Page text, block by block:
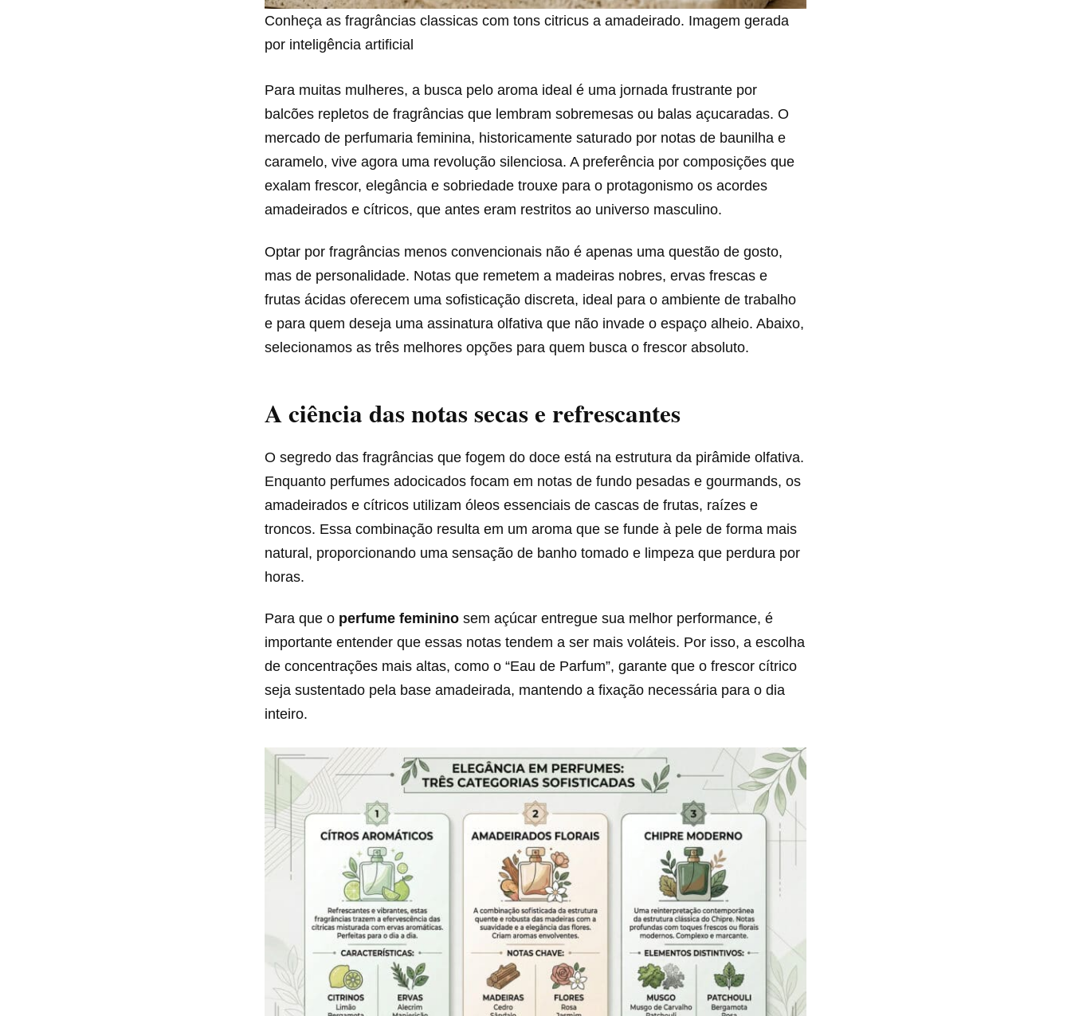
Conheça as fragrâncias classicas com tons citricus a amadeirado. Imagem gerada
por inteligência artificial
Para muitas mulheres, a busca pelo aroma ideal é uma jornada frustrante por
balcões repletos de fragrâncias que lembram sobremesas ou balas açucaradas. O
mercado de perfumaria feminina, historicamente saturado por notas de baunilha e
caramelo, vive agora uma revolução silenciosa. A preferência por composições que
exalam frescor, elegância e sobriedade trouxe para o protagonismo os acordes
amadeirados e cítricos, que antes eram restritos ao universo masculino.
Optar por fragrâncias menos convencionais não é apenas uma questão de gosto,
mas de personalidade. Notas que remetem a madeiras nobres, ervas frescas e
frutas ácidas oferecem uma sofisticação discreta, ideal para o ambiente de trabalho
e para quem deseja uma assinatura olfativa que não invade o espaço alheio. Abaixo,
selecionamos as três melhores opções para quem busca o frescor absoluto.
A ciência das notas secas e refrescantes
O segredo das fragrâncias que fogem do doce está na estrutura da pirâmide olfativa.
Enquanto perfumes adocicados focam em notas de fundo pesadas e gourmands, os
amadeirados e cítricos utilizam óleos essenciais de cascas de frutas, raízes e
troncos. Essa combinação resulta em um aroma que se funde à pele de forma mais
natural, proporcionando uma sensação de banho tomado e limpeza que perdura por
horas.
Para que o perfume feminino sem açúcar entregue sua melhor performance, é
importante entender que essas notas tendem a ser mais voláteis. Por isso, a escolha
de concentrações mais altas, como o “Eau de Parfum”, garante que o frescor cítrico
seja sustentado pela base amadeirada, mantendo a fixação necessária para o dia
inteiro.